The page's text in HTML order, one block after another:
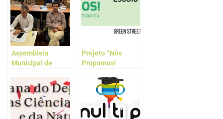
Assembleia
Municipal de
sessão ordinária
na Escola Básica e
Secundária de
Machico
Projeto “Nós
Propomos!
Cidadãos”